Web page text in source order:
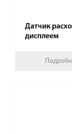
Датчик
дисплеем